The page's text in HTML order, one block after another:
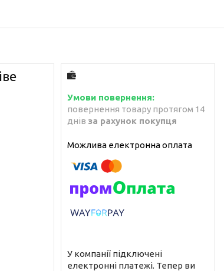
повернення товару протягом 14
днів за рахунок покупця
У компанії підключені
електронні платежі. Тепер ви